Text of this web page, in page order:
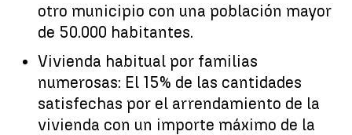
otro municipio con una población mayor
de 50.000 habitantes.
Vivienda habitual por familias
numerosas: El 15% de las cantidades
satisfechas por el arrendamiento de la
vivienda con un importe máximo de la